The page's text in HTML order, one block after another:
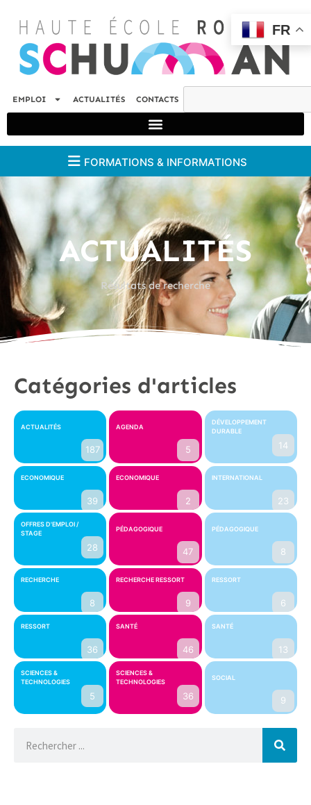
EMPLOI ACTUALITÉS CONTACTS
FORMATIONS & INFORMATIONS
ACTUALITÉS
Résultats de recherche
Catégories d'articles
ACTUALITÉS
187
AGENDA
5
DÉVELOPPEMENT
DURABLE
14
ECONOMIQUE
39
ECONOMIQUE
2
INTERNATIONAL
23
OFFRES D'EMPLOI /
STAGE
28
PÉDAGOGIQUE
47
PÉDAGOGIQUE
8
RECHERCHE
8
RECHERCHE RESSORT
9
RESSORT
6
RESSORT
36
SANTÉ
46
SANTÉ
13
SCIENCES &
TECHNOLOGIES
5
SCIENCES &
TECHNOLOGIES
36
SOCIAL
9
FR